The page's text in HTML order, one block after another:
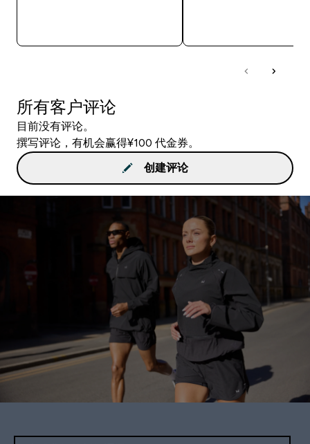
所有客户评论
目前没有评论。
撰写评论，有机会赢得¥100 代金券。
创建评论